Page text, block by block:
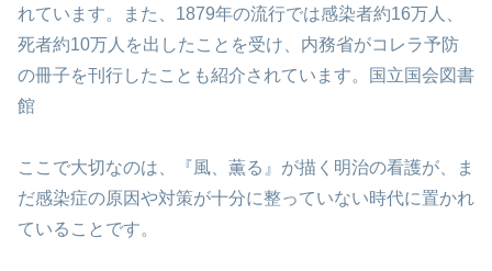
れています。また、1879年の流行では感染者約16万人、
死者約10万人を出したことを受け、内務省がコレラ予防
の冊子を刊行したことも紹介されています。国立国会図書
館
ここで大切なのは、『風、薫る』が描く明治の看護が、ま
だ感染症の原因や対策が十分に整っていない時代に置かれ
ていることです。